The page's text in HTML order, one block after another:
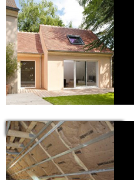
+ AMENAGEMENT DES COMBLES